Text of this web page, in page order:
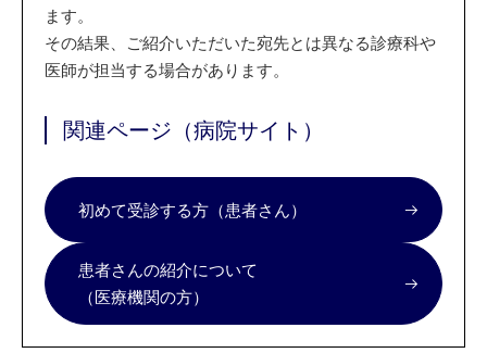
ます。
その結果、ご紹介いただいた宛先とは異なる診療科や
医師が担当する場合があります。
関連ページ（病院サイト）
初めて受診する方（患者さん）
患者さんの紹介について
（医療機関の方）